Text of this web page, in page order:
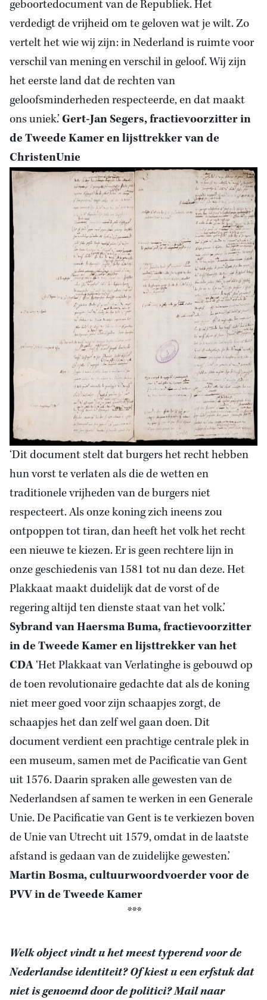
geboortedocument van de Republiek. Het
verdedigt de vrijheid om te geloven wat je wilt. Zo
vertelt het wie wij zijn: in Nederland is ruimte voor
verschil van mening en verschil in geloof. Wij zijn
het eerste land dat de rechten van
geloofsminderheden respecteerde, en dat maakt
ons uniek.’Gert-Jan Segers, fractievoorzitter in
de Tweede Kamer en lijsttrekker van de
ChristenUnie
‘Dit document stelt dat burgers het recht hebben
hun vorst te verlaten als die de wetten en
traditionele vrijheden van de burgers niet
respecteert. Als onze koning zich ineens zou
ontpoppen tot tiran, dan heeft het volk het recht
een nieuwe te kiezen. Er is geen rechtere lijn in
onze geschiedenis van 1581 tot nu dan deze. Het
Plakkaat maakt duidelijk dat de vorst of de
regering altijd ten dienste staat van het volk.’
Sybrand van Haersma Buma, fractievoorzitter
in de Tweede Kamer en lijsttrekker van het
CDA‘Het Plakkaat van Verlatinghe is gebouwd op
de toen revolutionaire gedachte dat als de koning
niet meer goed voor zijn schaapjes zorgt, de
schaapjes het dan zelf wel gaan doen. Dit
document verdient een prachtige centrale plek in
een museum, samen met de Pacificatie van Gent
uit 1576. Daarin spraken alle gewesten van de
Nederlandsen af samen te werken in een Generale
Unie. De Pacificatie van Gent is te verkiezen boven
de Unie van Utrecht uit 1579, omdat in de laatste
afstand is gedaan van de zuidelijke gewesten.’
Martin Bosma, cultuurwoordvoerder voor de
PVV in de Tweede Kamer
***
Welk object vindt u het meest typerend voor de
Nederlandse identiteit? Of kiest u een erfstuk dat
niet is genoemd door de politici? Mail naar